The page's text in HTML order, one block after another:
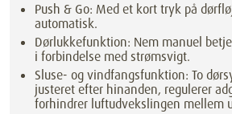
Push & Go: Med et kort tryk på
automatisk.
Dørlukkefunktion: Nem manuel
i forbindelse med strømsvigt.
Sluse- og vindfangsfunktion: To
justeret efter hinanden, regulerer
forhindrer luftudvekslingen mellem